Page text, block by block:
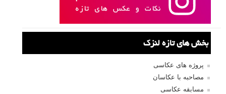
بخش های تازه لنزک
پروژه های عکاسی
مصاحبه با عکاسان
مسابقه عکاسی